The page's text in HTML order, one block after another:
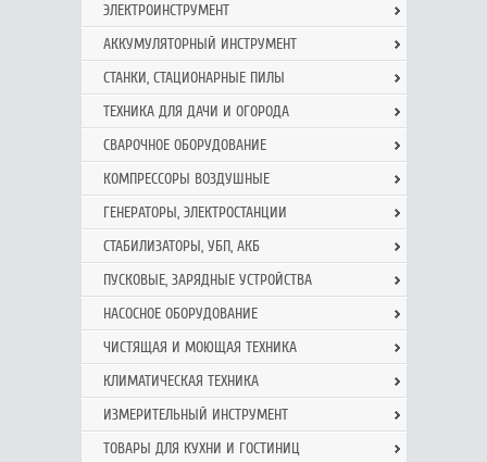
ЭЛЕКТРОИНСТРУМЕНТ
АККУМУЛЯТОРНЫЙ ИНСТРУМЕНТ
СТАНКИ, СТАЦИОНАРНЫЕ ПИЛЫ
ТЕХНИКА ДЛЯ ДАЧИ И ОГОРОДА
СВАРОЧНОЕ ОБОРУДОВАНИЕ
КОМПРЕССОРЫ ВОЗДУШНЫЕ
ГЕНЕРАТОРЫ, ЭЛЕКТРОСТАНЦИИ
СТАБИЛИЗАТОРЫ, УБП, АКБ
ПУСКОВЫЕ, ЗАРЯДНЫЕ УСТРОЙСТВА
НАСОСНОЕ ОБОРУДОВАНИЕ
ЧИСТЯЩАЯ И МОЮЩАЯ ТЕХНИКА
КЛИМАТИЧЕСКАЯ ТЕХНИКА
ИЗМЕРИТЕЛЬНЫЙ ИНСТРУМЕНТ
ТОВАРЫ ДЛЯ КУХНИ И ГОСТИНИЦ